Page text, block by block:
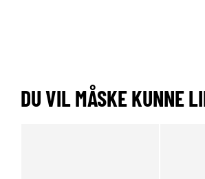
DU VIL MÅSKE KUNNE